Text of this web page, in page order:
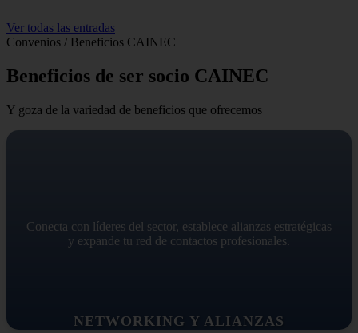
Ver todas las entradas
Convenios / Beneficios CAINEC
Beneficios de ser socio CAINEC
Y goza de la variedad de beneficios que ofrecemos
NETWORKING Y ALIANZAS
Conecta con líderes del sector, establece alianzas estratégicas
y expande tu red de contactos profesionales.